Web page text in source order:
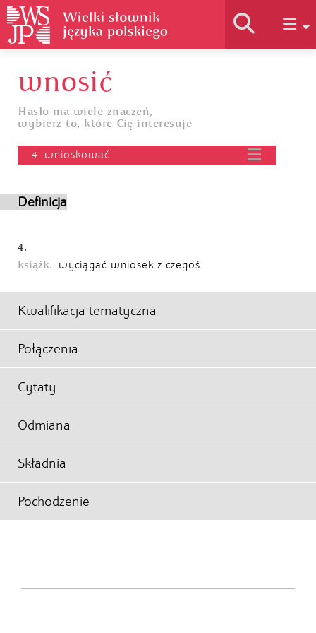
Jak korzystać
wnosić
Hasło ma wiele znaczeń,
wybierz to, które Cię interesuje
4. wnioskować
Definicja
4.
książk.
wyciągać wniosek z czegoś
Kwalifikacja tematyczna
Połączenia
Cytaty
Odmiana
Składnia
Pochodzenie